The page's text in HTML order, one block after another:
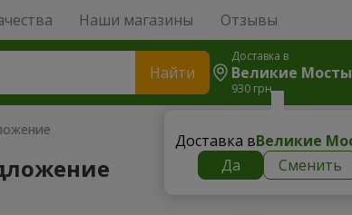
Наши магазины Отзывы
Найти
Доставка в
Великие Мосты
930 грн
Доставка в
Да
Сменить